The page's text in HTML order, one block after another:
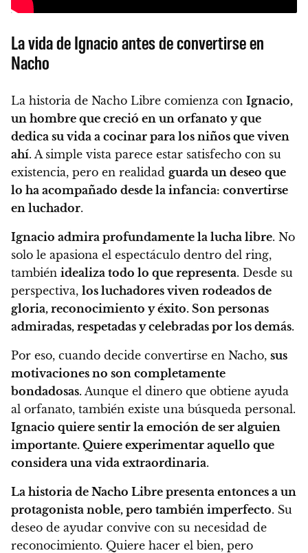
La vida de Ignacio antes de convertirse en
Nacho
La historia de Nacho Libre comienza con Ignacio,
un hombre que creció en un orfanato y que
dedica su vida a cocinar para los niños que viven
ahí. A simple vista parece estar satisfecho con su
existencia, pero en realidad guarda un deseo que
lo ha acompañado desde la infancia: convertirse
en luchador.
Ignacio admira profundamente la lucha libre. No
solo le apasiona el espectáculo dentro del ring,
también idealiza todo lo que representa. Desde su
perspectiva, los luchadores viven rodeados de
gloria, reconocimiento y éxito. Son personas
admiradas, respetadas y celebradas por los demás.
Por eso, cuando decide convertirse en Nacho, sus
motivaciones no son completamente
bondadosas. Aunque el dinero que obtiene ayuda
al orfanato, también existe una búsqueda personal.
Ignacio quiere sentir la emoción de ser alguien
importante. Quiere experimentar aquello que
considera una vida extraordinaria.
La historia de Nacho Libre presenta entonces a un
protagonista noble, pero también imperfecto. Su
deseo de ayudar convive con su necesidad de
reconocimiento. Quiere hacer el bien, pero